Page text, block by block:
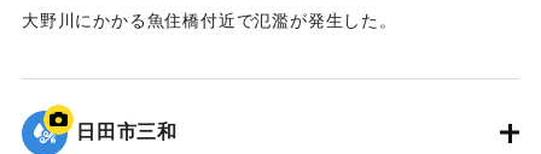
大野川にかかる魚住橋付近で氾濫が発生した。
｜固有コード:09922058
日田市三和